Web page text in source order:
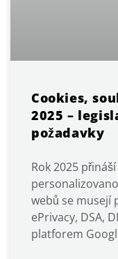
Cookies,
2025 –
požadavky
Rok 2025
webů se musejí
ePrivacy, DSA,
platforem